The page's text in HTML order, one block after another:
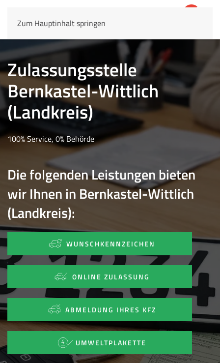
Zum Hauptinhalt springen
Zulassungsstelle
Bernkastel-Wittlich
(Landkreis)
100% Service, 0% Behörde
Die folgenden Leistungen bieten
wir Ihnen in Bernkastel-Wittlich
(Landkreis):
WUNSCHKENNZEICHEN
ONLINE ZULASSUNG
ABMELDUNG IHRES KFZ
UMWELTPLAKETTE